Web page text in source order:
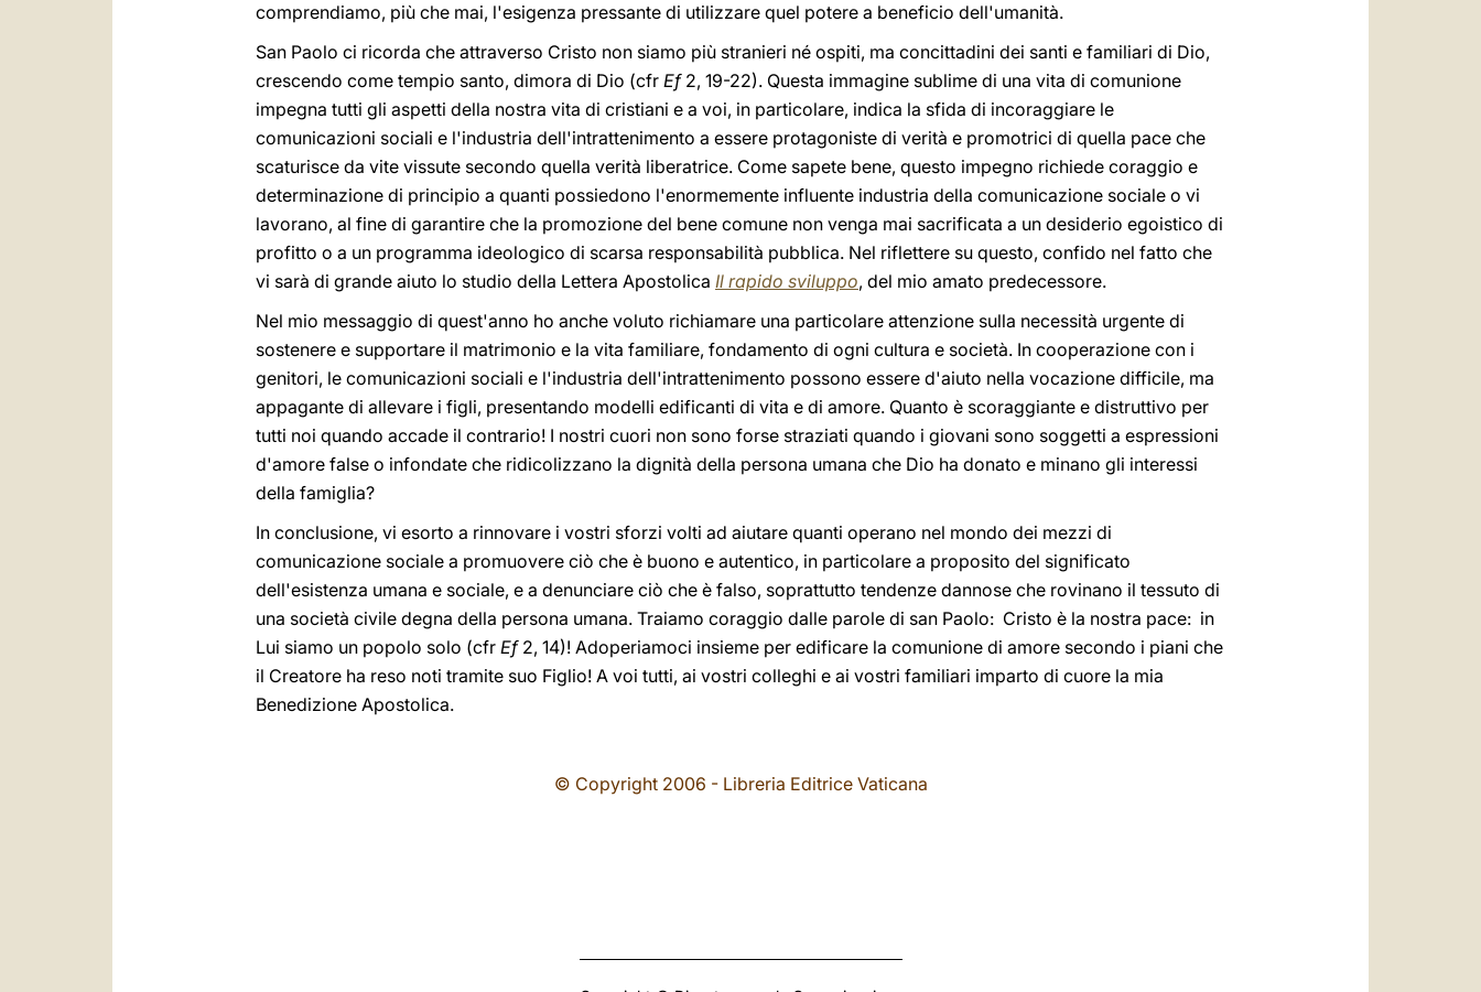
comprendiamo, più che mai, l'esigenza pressante di utilizzare quel potere a beneficio dell'umanità.
San Paolo ci ricorda che attraverso Cristo non siamo più stranieri né ospiti, ma concittadini dei santi e familiari di Dio,
crescendo come tempio santo, dimora di Dio (cfr Ef 2, 19-22). Questa immagine sublime di una vita di comunione
impegna tutti gli aspetti della nostra vita di cristiani e a voi, in particolare, indica la sfida di incoraggiare le
comunicazioni sociali e l'industria dell'intrattenimento a essere protagoniste di verità e promotrici di quella pace che
scaturisce da vite vissute secondo quella verità liberatrice. Come sapete bene, questo impegno richiede coraggio e
determinazione di principio a quanti possiedono l'enormemente influente industria della comunicazione sociale o vi
lavorano, al fine di garantire che la promozione del bene comune non venga mai sacrificata a un desiderio egoistico di
profitto o a un programma ideologico di scarsa responsabilità pubblica. Nel riflettere su questo, confido nel fatto che
vi sarà di grande aiuto lo studio della Lettera Apostolica Il rapido sviluppo, del mio amato predecessore.
Nel mio messaggio di quest'anno ho anche voluto richiamare una particolare attenzione sulla necessità urgente di
sostenere e supportare il matrimonio e la vita familiare, fondamento di ogni cultura e società. In cooperazione con i
genitori, le comunicazioni sociali e l'industria dell'intrattenimento possono essere d'aiuto nella vocazione difficile, ma
appagante di allevare i figli, presentando modelli edificanti di vita e di amore. Quanto è scoraggiante e distruttivo per
tutti noi quando accade il contrario! I nostri cuori non sono forse straziati quando i giovani sono soggetti a espressioni
d'amore false o infondate che ridicolizzano la dignità della persona umana che Dio ha donato e minano gli interessi
della famiglia?
In conclusione, vi esorto a rinnovare i vostri sforzi volti ad aiutare quanti operano nel mondo dei mezzi di
comunicazione sociale a promuovere ciò che è buono e autentico, in particolare a proposito del significato
dell'esistenza umana e sociale, e a denunciare ciò che è falso, soprattutto tendenze dannose che rovinano il tessuto di
una società civile degna della persona umana. Traiamo coraggio dalle parole di san Paolo: Cristo è la nostra pace: in
Lui siamo un popolo solo (cfr Ef 2, 14)! Adoperiamoci insieme per edificare la comunione di amore secondo i piani che
il Creatore ha reso noti tramite suo Figlio! A voi tutti, ai vostri colleghi e ai vostri familiari imparto di cuore la mia
Benedizione Apostolica.
© Copyright 2006 - Libreria Editrice Vaticana